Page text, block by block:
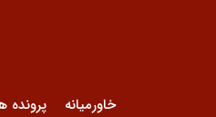
خاورمیانه پرونده